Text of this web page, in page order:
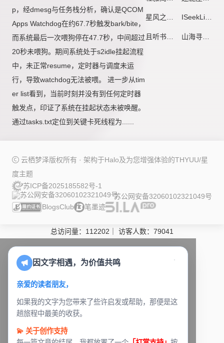
p，经dmesg与任务栈分析，确认是QCOM
Apps Watchdog在约67.7秒触发bark/bite，
而系统最后一次喂狗停在47.7秒，中间超过
20秒未喂狗。期间系统处于s2idle挂起流程
中，未正常resume，定时器与调度未运
行，导致watchdog无法被喂。 进一步从tim
er list看到，当前时刻并没有到任何定时器
触发点，印证了系统在挂起状态未被唤醒。
通过tasks.txt定位到关键卡死线程为......
ISeekLife
且听书吟 - 诗与梦想的远方 山海寻川
云栖梦泽版权所有 · 架构于Halo及为您增强体验的THYUU/星
度主题
苏ICP备2025185582号-1
苏公网安备32060102321049号
BlogsClub
笔墨迹
总访问量： 112202 访客人数： 79041
因文字相遇，为价值共鸣
亲爱的读者朋友，
如果我的文字为您带来了些许启发或帮助，那便是这
趟旅程中最美的收获。
💫 关于创作支持